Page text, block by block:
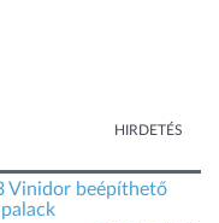
HIRDETÉS
Vinidor beépíthető